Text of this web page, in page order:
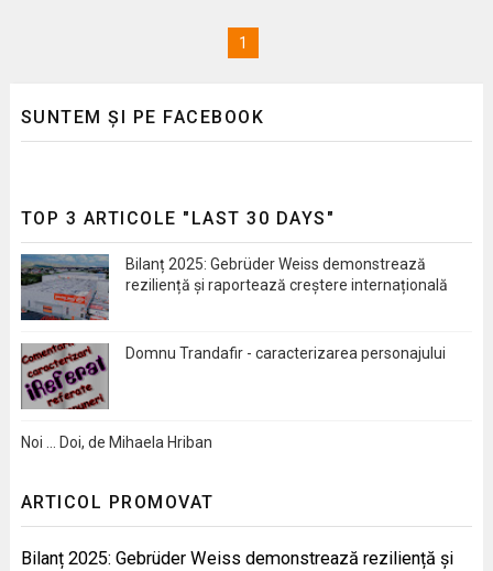
1
SUNTEM ȘI PE FACEBOOK
TOP 3 ARTICOLE "LAST 30 DAYS"
Bilanț 2025: Gebrüder Weiss demonstrează
reziliență și raportează creștere internațională
Domnu Trandafir - caracterizarea personajului
Noi … Doi, de Mihaela Hriban
ARTICOL PROMOVAT
Bilanț 2025: Gebrüder Weiss demonstrează reziliență și